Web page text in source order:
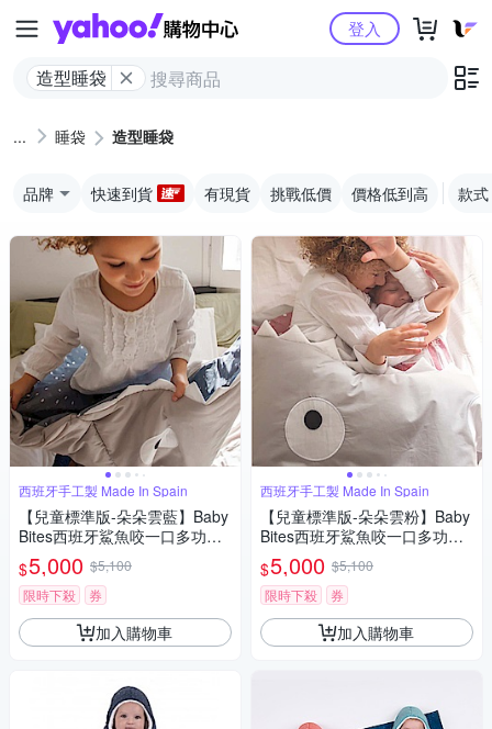
Yahoo購物中心
造型睡袋
登入
睡袋 造型睡袋
品牌 快速到貨 有現貨 挑戰低價 價格低到高 款式
西班牙手工製 Made In Spain
【兒童標準版-朵朵雲藍】Baby
Bites西班牙鯊魚咬一口多功能
睡袋
$5,000 $5,100
限時下殺
券
加入購物車
西班牙手工製 Made In Spain
【兒童標準版-朵朵雲粉】Baby
Bites西班牙鯊魚咬一口多功能
睡袋
$5,000 $5,100
限時下殺
券
加入購物車